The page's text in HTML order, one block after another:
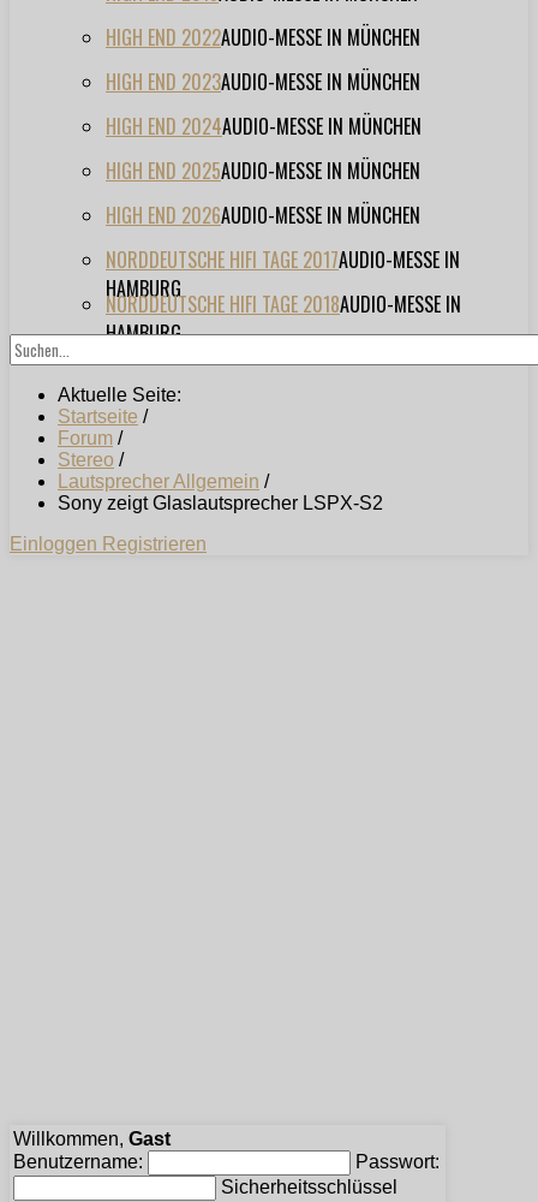
HIGH END 2022AUDIO-MESSE IN MÜNCHEN
HIGH END 2023AUDIO-MESSE IN MÜNCHEN
HIGH END 2024AUDIO-MESSE IN MÜNCHEN
HIGH END 2025AUDIO-MESSE IN MÜNCHEN
HIGH END 2026AUDIO-MESSE IN MÜNCHEN
NORDDEUTSCHE HIFI TAGE 2017AUDIO-MESSE IN
HAMBURG
NORDDEUTSCHE HIFI TAGE 2018AUDIO-MESSE IN
HAMBURG
Aktuelle Seite:
Startseite /
Forum /
Stereo /
Lautsprecher Allgemein /
Sony zeigt Glaslautsprecher LSPX-S2
Einloggen Registrieren
Willkommen, Gast
Benutzername:
Passwort:
Sicherheitsschlüssel